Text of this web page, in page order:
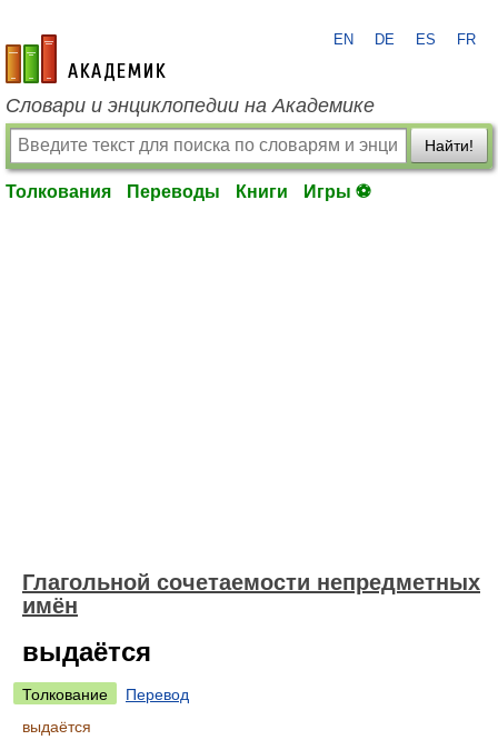
academic.ru
EN DE ES FR
Словари и энциклопедии на Академике
Найти!
Толкования Переводы Книги Игры ⚽
Глагольной сочетаемости непредметных
имён
выдаётся
Толкование
Перевод
выдаётся